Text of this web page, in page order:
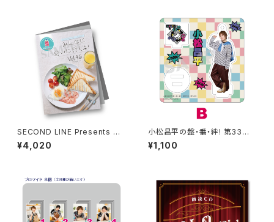
SECOND LINE Presents み
んなに会いに行くよ! 第46回 in
静岡 パンフレット
¥4,020
小松昌平の盤・番・絆! 第33回、
第34回 アクリルスタンド B
¥1,100